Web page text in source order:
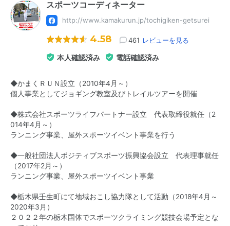
スポーツコーディネーター
http://www.kamakurun.jp/tochigiken-getsurei
4.58 461 レビューを見る
本人確認済み 電話確認済み
◆かまくＲＵＮ設立（2010年4月～）
個人事業としてジョギング教室及びトレイルツアーを開催
◆株式会社スポーツライフパートナー設立 代表取締役就任（2
014年4月～）
ランニング事業、屋外スポーツイベント事業を行う
◆一般社団法人ポジティブスポーツ振興協会設立 代表理事就任
（2017年2月～）
ランニング事業、屋外スポーツイベント事業
◆栃木県壬生町にて地域おこし協力隊として活動（2018年4月～
2020年3月）
２０２２年の栃木国体でスポーツクライミング競技会場予定とな